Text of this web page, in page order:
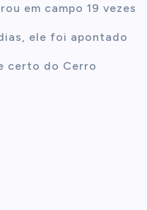
em campo 19 vezes
ele foi apontado
certo do Cerro